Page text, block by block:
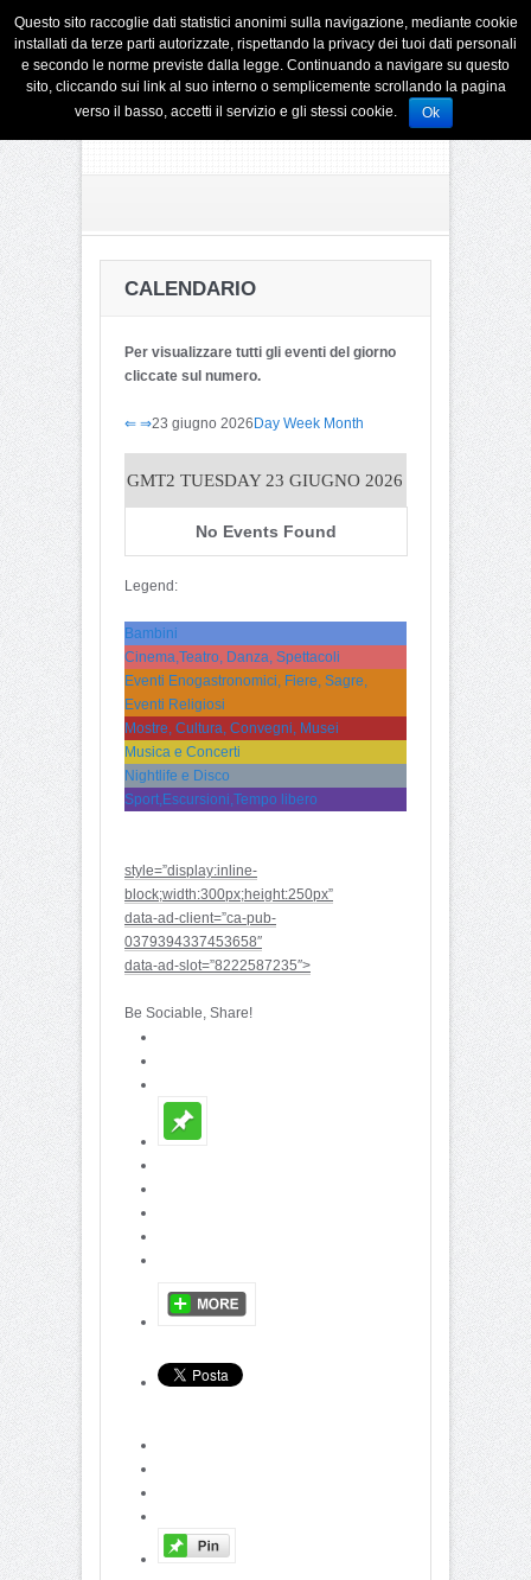
CALENDARIO
Per visualizzare tutti gli eventi del giorno
cliccate sul numero.
⇐ ⇒23 giugno 2026Day Week Month
GMT2 TUESDAY 23 GIUGNO 2026
No Events Found
Legend:
Bambini
Cinema,Teatro, Danza, Spettacoli
Eventi Enogastronomici, Fiere, Sagre,
Eventi Religiosi
Mostre, Cultura, Convegni, Musei
Musica e Concerti
Nightlife e Disco
Sport,Escursioni,Tempo libero
style=”display:inline-
block;width:300px;height:250px”
data-ad-client=”ca-pub-
0379394337453658″
data-ad-slot=”8222587235″>
Be Sociable, Share!
Questo sito raccoglie dati statistici anonimi sulla navigazione, mediante cookie
installati da terze parti autorizzate, rispettando la privacy dei tuoi dati personali
e secondo le norme previste dalla legge. Continuando a navigare su questo
sito, cliccando sui link al suo interno o semplicemente scrollando la pagina
verso il basso, accetti il servizio e gli stessi cookie.
Ok